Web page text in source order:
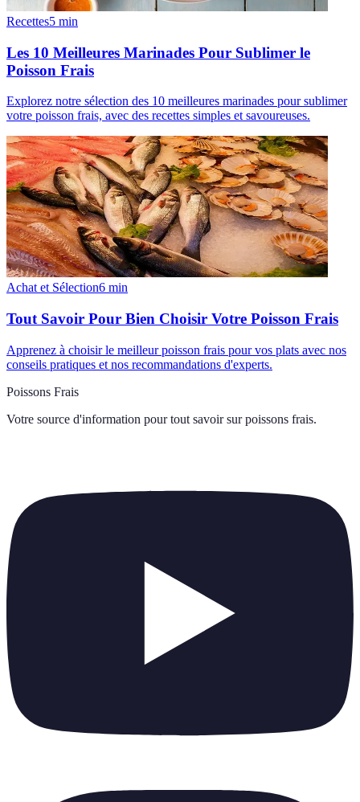
Recettes5 min
Les 10 Meilleures Marinades Pour Sublimer le
Poisson Frais
Explorez notre sélection des 10 meilleures marinades pour sublimer
votre poisson frais, avec des recettes simples et savoureuses.
Achat et Sélection6 min
Tout Savoir Pour Bien Choisir Votre Poisson Frais
Apprenez à choisir le meilleur poisson frais pour vos plats avec nos
conseils pratiques et nos recommandations d'experts.
Poissons Frais
Votre source d'information pour tout savoir sur poissons frais.